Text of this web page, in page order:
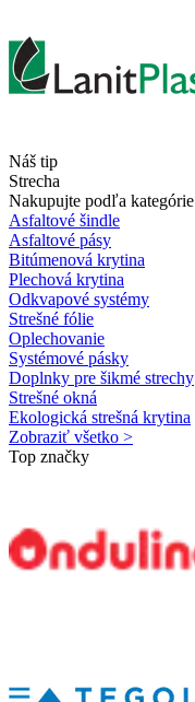
Náš tip
Strecha
Nakupujte podľa kategórie
Asfaltové šindle
Asfaltové pásy
Bitúmenová krytina
Plechová krytina
Odkvapové systémy
Strešné fólie
Oplechovanie
Systémové pásky
Doplnky pre šikmé strechy
Strešné okná
Ekologická strešná krytina
Zobraziť všetko >
Top značky